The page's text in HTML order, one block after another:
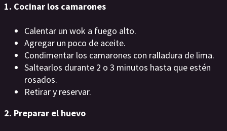
1. Cocinar los camarones
Calentar un wok a fuego alto.
Agregar un poco de aceite.
Condimentar los camarones con ralladura de lima.
Saltearlos durante 2 o 3 minutos hasta que estén
rosados.
Retirar y reservar.
2. Preparar el huevo